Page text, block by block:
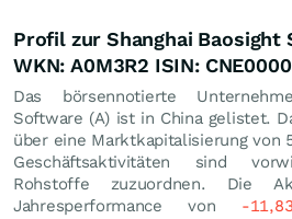
Profil zur Shanghai
WKN: A0M3R2 ISIN:
Das börsennotierte
Software (A) ist in China gelistet.
über eine Marktkapitalisierung von
Geschäftsaktivitäten sind
Rohstoffe zuzuordnen. Die
Jahresperformance von -